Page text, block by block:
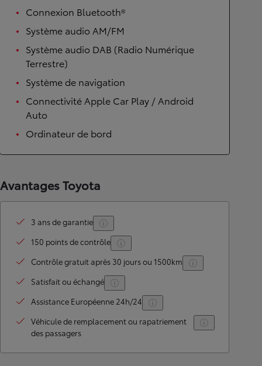
Connexion Bluetooth®
Système audio AM/FM
Système audio DAB (Radio Numérique
Terrestre)
Système de navigation
Connectivité Apple Car Play / Android
Auto
Ordinateur de bord
Avantages Toyota
3 ans de garantie
150 points de contrôle
Contrôle gratuit après 30 jours ou 1500km
Satisfait ou échangé
Assistance Européenne 24h/24
Véhicule de remplacement ou rapatriement
des passagers